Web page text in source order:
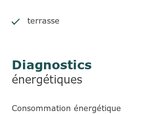
terrasse
Diagnostics
énergétiques
Consommation énergétique